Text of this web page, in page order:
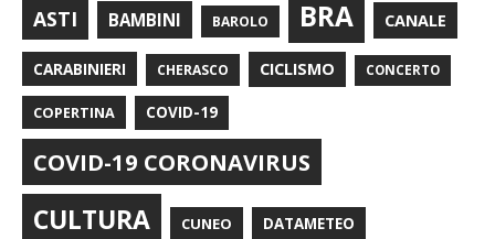
ASTI BAMBINI BAROLO BRA CANALE
CARABINIERI CHERASCO CICLISMO CONCERTO
COPERTINA COVID-19
COVID-19 CORONAVIRUS
CULTURA CUNEO DATAMETEO